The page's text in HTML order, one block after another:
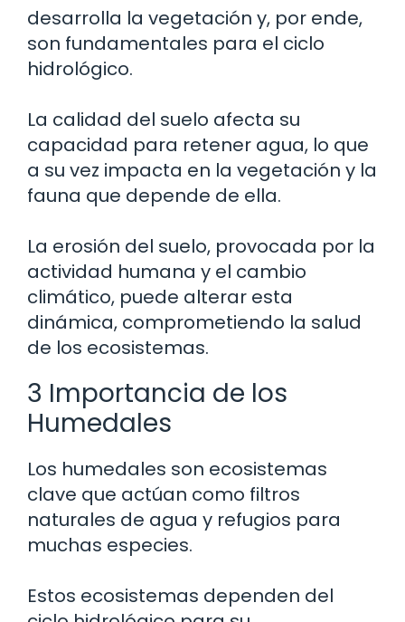
desarrolla la vegetación y, por ende,
son fundamentales para el ciclo
hidrológico.
La calidad del suelo afecta su
capacidad para retener agua, lo que
a su vez impacta en la vegetación y la
fauna que depende de ella.
La erosión del suelo, provocada por la
actividad humana y el cambio
climático, puede alterar esta
dinámica, comprometiendo la salud
de los ecosistemas.
3 Importancia de los
Humedales
Los humedales son ecosistemas
clave que actúan como filtros
naturales de agua y refugios para
muchas especies.
Estos ecosistemas dependen del